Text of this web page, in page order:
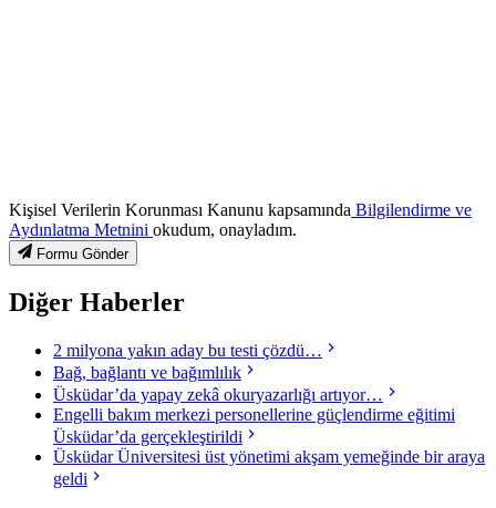
Kişisel Verilerin Korunması Kanunu kapsamında Bilgilendirme ve
Aydınlatma Metnini okudum, onayladım.
Formu Gönder
Diğer Haberler
2 milyona yakın aday bu testi çözdü…
Bağ, bağlantı ve bağımlılık
Üsküdar’da yapay zekâ okuryazarlığı artıyor…
Engelli bakım merkezi personellerine güçlendirme eğitimi
Üsküdar’da gerçekleştirildi
Üsküdar Üniversitesi üst yönetimi akşam yemeğinde bir araya
geldi